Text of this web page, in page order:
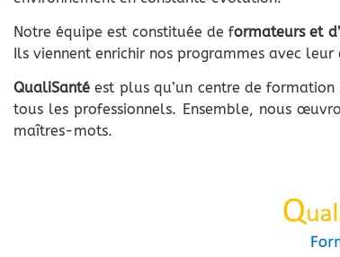
Notre équipe est constituée de formateurs et
Ils viennent enrichir nos programmes avec
QualiSanté est plus qu’un centre de
tous les professionnels. Ensemble, nous
maîtres-mots.